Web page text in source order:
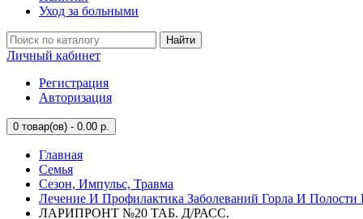
Уход за больными
Найти
Личный кабинет
Регистрация
Авторизация
0 товар(ов) - 0.00 р.
Главная
Семья
Сезон, Импульс, Травма
Лечение И Профилактика Заболеваний Горла И Полости
ЛАРИПРОНТ №20 ТАБ. Д/РАСС.